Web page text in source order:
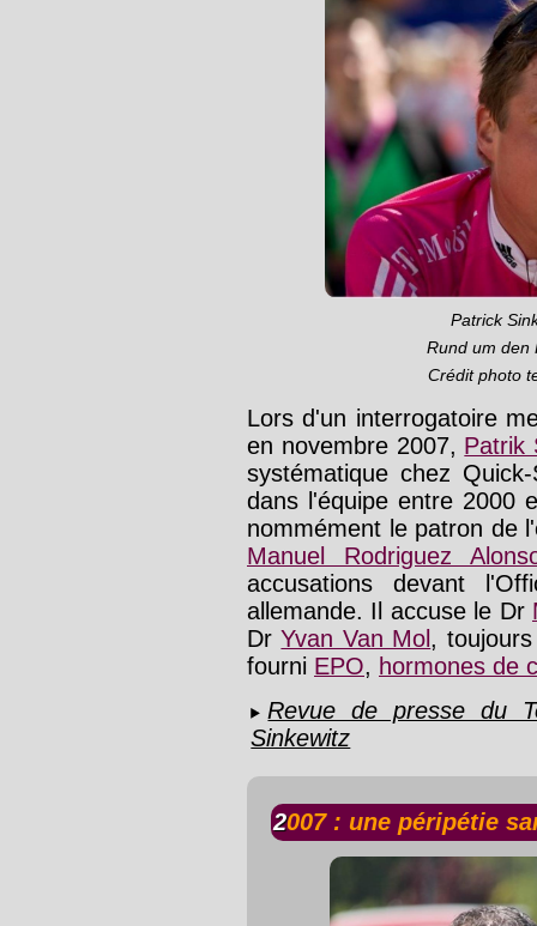
Patrick
Rund um den
Crédit photo
Lors d'un interrogatoire
en novembre 2007, Patrik
systématique chez
dans l'équipe entre 2000
nommément le patron de
Manuel Rodriguez
accusations devant
allemande. Il accuse le Dr
DrYvan Van Mol ,
fourni EPO, hormones de
Revue de presse du
Sinkewitz
2007 : une péripétie